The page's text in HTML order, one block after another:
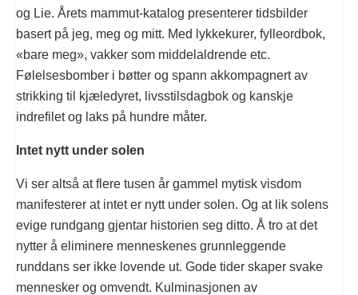
og Lie. Årets mammut-katalog presenterer tidsbilder
basert på jeg, meg og mitt. Med lykkekurer, fylleordbok,
«bare meg», vakker som middelaldrende etc.
Følelsesbomber i bøtter og spann akkompagnert av
strikking til kjæledyret, livsstilsdagbok og kanskje
indrefilet og laks på hundre måter.
Intet nytt under solen
Vi ser altså at flere tusen år gammel mytisk visdom
manifesterer at intet er nytt under solen. Og at lik solens
evige rundgang gjentar historien seg ditto. Å tro at det
nytter å eliminere menneskenes grunnleggende
runddans ser ikke lovende ut. Gode tider skaper svake
mennesker og omvendt. Kulminasjonen av